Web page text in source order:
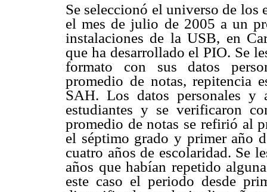
Se seleccionó el universo de los
el mes de julio de 2005 a un
instalaciones de la USB, en
que ha desarrollado el PIO. Se
formato con sus datos
promedio de notas, repitencia
SAH. Los datos personales y
estudiantes y se verificaron
promedio de notas se refirió al
el séptimo grado y primer año
cuatro años de escolaridad. Se
años que habían repetido
este caso el periodo desde